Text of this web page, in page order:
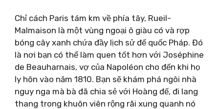
Chỉ cách Paris tám km về phía tây, Rueil-
Malmaison là một vùng ngoại ô giàu có và rợp
bóng cây xanh chứa đầy lịch sử đế quốc Pháp. Đó
là nơi bạn có thể làm quen tốt hơn với Joséphine
de Beauharnais, vợ của Napoléon cho đến khi họ
ly hôn vào năm 1810. Bạn sẽ khám phá ngôi nhà
nguy nga mà bà đã chia sẻ với Hoàng đế, đi lang
thang trong khuôn viên rộng rãi xung quanh nó